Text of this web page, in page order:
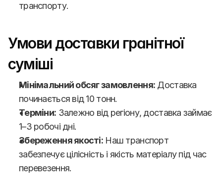
транспорту.
Умови доставки гранітної
суміші
Мінімальний обсяг замовлення: Доставка
починається від 10 тонн.
Терміни: Залежно від регіону, доставка займає
1–3 робочі дні.
Збереження якості: Наш транспорт
забезпечує цілісність і якість матеріалу під час
перевезення.